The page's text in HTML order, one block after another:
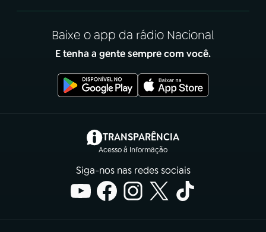
Baixe o app da rádio Nacional
E tenha a gente sempre com você.
TRANSPARÊNCIA
Acesso à Informação
(abre em nova aba)
Siga-nos nas redes sociais